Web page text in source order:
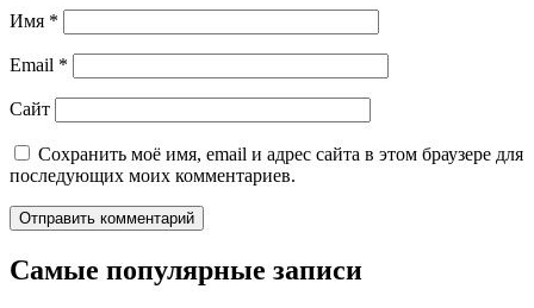
Имя *
Email *
Сайт
Сохранить моё имя, email и адрес сайта в этом браузере для
последующих моих комментариев.
Самые популярные записи